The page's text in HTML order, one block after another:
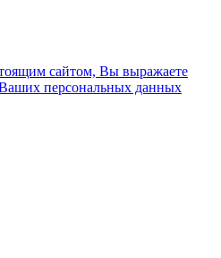
сайтом, Вы выражаете
Ваших персональных данных